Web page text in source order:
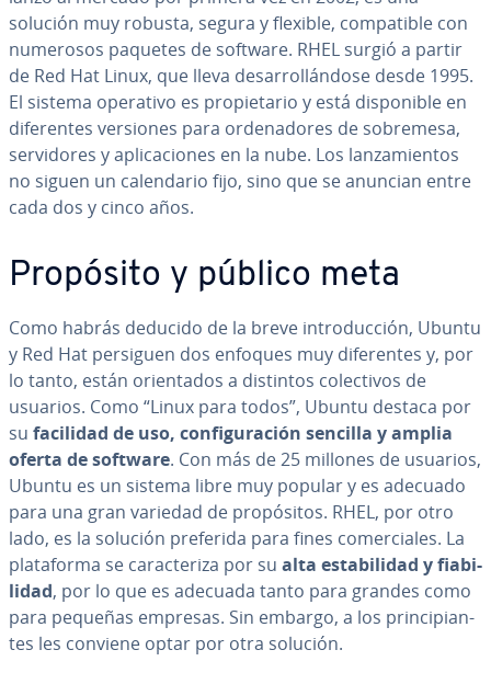
solución muy robusta, segura y flexible, co­m­pa­ti­ble con
numerosos paquetes de software. RHEL surgió a partir
de Red Hat Linux, que lleva de­sa­rro­llá­n­do­se desde 1995.
El sistema operativo es pro­pie­ta­rio y está di­s­po­ni­ble en
di­fe­re­n­tes versiones para or­de­na­do­res de sobremesa,
se­r­vi­do­res y apli­ca­cio­nes en la nube. Los la­n­za­mie­n­tos
no siguen un ca­le­n­da­rio fijo, sino que se anuncian entre
cada dos y cinco años.
Propósito y público meta
Como habrás deducido de la breve in­tro­du­c­ción, Ubuntu
y Red Hat persiguen dos enfoques muy di­fe­re­n­tes y, por
lo tanto, están orie­n­ta­dos a distintos co­le­c­ti­vos de
usuarios. Como “Linux para todos”, Ubuntu destaca por
su facilidad de uso, co­n­fi­gu­ra­ción sencilla y amplia
oferta de software. Con más de 25 millones de usuarios,
Ubuntu es un sistema libre muy popular y es adecuado
para una gran variedad de pro­pó­si­tos. RHEL, por otro
lado, es la solución preferida para fines co­me­r­cia­les. La
pla­ta­fo­r­ma se ca­ra­c­te­ri­za por su alta es­ta­bi­li­dad y fia­bi­
li­dad, por lo que es adecuada tanto para grandes como
para pequeñas empresas. Sin embargo, a los pri­n­ci­pia­n­
tes les conviene optar por otra solución.